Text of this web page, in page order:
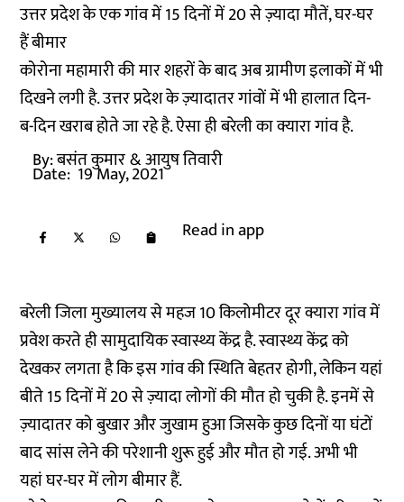
उत्तर प्रदेश के एक गांव में 15 दिनों में 20 से ज़्यादा मौतें, घर-घर
हैं बीमार
कोरोना महामारी की मार शहरों के बाद अब ग्रामीण इलाकों में भी
दिखने लगी है. उत्तर प्रदेश के ज़्यादातर गांवों में भी हालात दिन-
ब-दिन खराब होते जा रहे है. ऐसा ही बरेली का क्यारा गांव है.
By:बसंत कुमार& आयुष तिवारी
Date: 19 May, 2021
Read in app
बरेली जिला मुख्यालय से महज 10 किलोमीटर दूर क्यारा गांव में
प्रवेश करते ही सामुदायिक स्वास्थ्य केंद्र है. स्वास्थ्य केंद्र को
देखकर लगता है कि इस गांव की स्थिति बेहतर होगी, लेकिन यहां
बीते 15 दिनों में 20 से ज़्यादा लोगों की मौत हो चुकी है. इनमें से
ज़्यादातर को बुखार और जुखाम हुआ जिसके कुछ दिनों या घंटों
बाद सांस लेने की परेशानी शुरू हुई और मौत हो गई. अभी भी
यहां घर-घर में लोग बीमार हैं.